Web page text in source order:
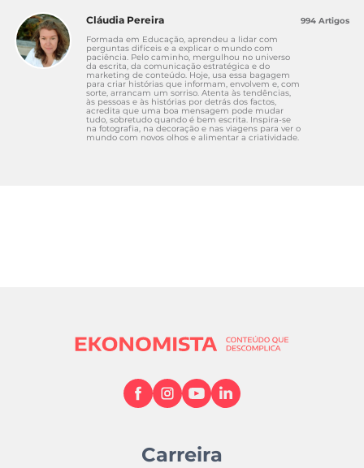
outubro).Acórdão — coexistência de regimes de
faltas justificadas.STJ.
Cláudia Pereira
Formada em Educação, aprendeu a lidar com
perguntas difíceis e a explicar o mundo com
paciência. Pelo caminho, mergulhou no universo
da escrita, da comunicação estratégica e do
marketing de conteúdo. Hoje, usa essa bagagem
para criar histórias que informam, envolvem e, com
sorte, arrancam um sorriso. Atenta às tendências,
às pessoas e às histórias por detrás dos factos,
acredita que uma boa mensagem pode mudar
tudo, sobretudo quando é bem escrita. Inspira-se
na fotografia, na decoração e nas viagens para ver o
mundo com novos olhos e alimentar a criatividade.
994 Artigos
Carreira